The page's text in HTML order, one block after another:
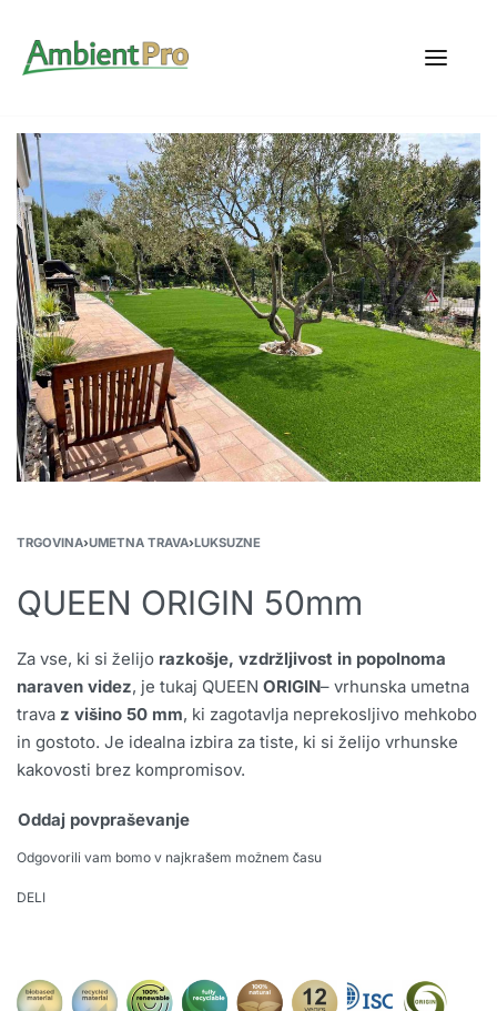
TRGOVINA›UMETNA TRAVA›LUKSUZNE
QUEEN ORIGIN 50mm
Za vse, ki si želijo razkošje, vzdržljivost in popolnoma
naraven videz, je tukaj QUEEN ORIGIN– vrhunska umetna
trava z višino 50 mm, ki zagotavlja neprekosljivo mehkobo
in gostoto. Je idealna izbira za tiste, ki si želijo vrhunske
kakovosti brez kompromisov.
Oddaj povpraševanje
Odgovorili vam bomo v najkrašem možnem času
DELI